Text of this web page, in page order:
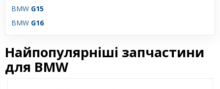
BMW G15
BMW G16
Найпопулярніші запчастини
для BMW